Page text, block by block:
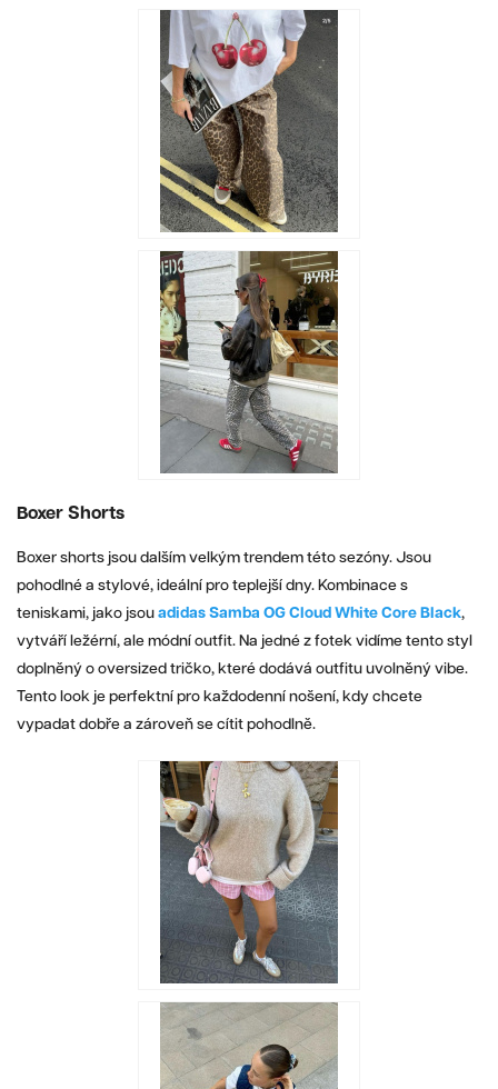
Boxer Shorts
Boxer shorts jsou dalším velkým trendem této sezóny. Jsou
pohodlné a stylové, ideální pro teplejší dny. Kombinace s
teniskami, jako jsou adidas Samba OG Cloud White Core Black,
vytváří ležérní, ale módní outfit. Na jedné z fotek vidíme tento styl
doplněný o oversized tričko, které dodává outfitu uvolněný vibe.
Tento look je perfektní pro každodenní nošení, kdy chcete
vypadat dobře a zároveň se cítit pohodlně.